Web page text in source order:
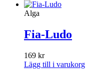
Alga
Fia-Ludo
169 kr
Lägg till i varukorg